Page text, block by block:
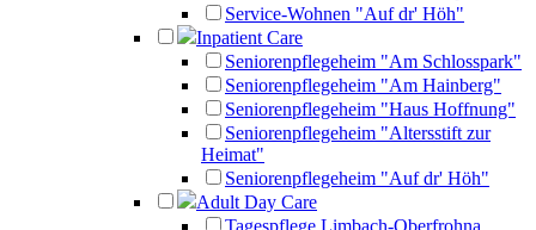
Service-Wohnen "Auf dr' Höh"
Inpatient Care
Seniorenpflegeheim "Am Schlosspark"
Seniorenpflegeheim "Am Hainberg"
Seniorenpflegeheim "Haus Hoffnung"
Seniorenpflegeheim "Altersstift zur
Heimat"
Seniorenpflegeheim "Auf dr' Höh"
Adult Day Care
Tagespflege Limbach-Oberfrohna